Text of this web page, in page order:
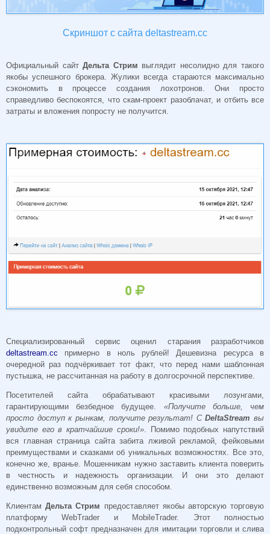
Скриншот с сайта deltastream.cc
Официальный сайтДельта Стрим выглядит несолидно для такого
якобы успешного брокера. Жулики всегда стараются максимально
сэкономить в процессе создания лохотронов. Они просто
справедливо беспокоятся, что скам-проект разоблачат, и отбить все
затраты и вложения попросту не получится.
Специализированный сервис оценил старания разработчиков
deltastream.cc примерно в ноль рублей! Дешевизна ресурса в
очередной раз подчёркивает тот факт, что перед нами шаблонная
пустышка, не рассчитанная на работу в долгосрочной перспективе.
Посетителей сайта обрабатывают красивыми лозунгами,
гарантирующими безбедное будущее. «Получите больше, чем
просто доступ к рынкам, получите результат! СDeltaStream вы
увидите его в кратчайшие сроки!». Помимо подобных напутствий
вся главная страница сайта забита лживой рекламой, фейковыми
преимуществами и сказками об уникальных возможностях. Все это,
конечно же, вранье. Мошенникам нужно заставить клиента поверить
в честность и надежность организации. И они это делают
единственно возможным для себя способом.
Клиентам Дельта Стрим предоставляет якобы авторскую торговую
платформу WebTrader и MobileTrader. Этот полностью
подконтрольный софт предназначен для имитации торговли и слива